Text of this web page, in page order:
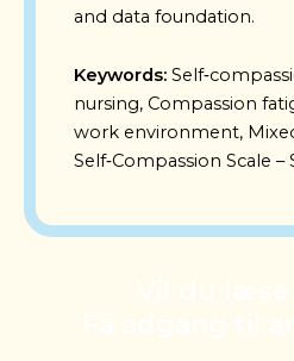
and data foundation.
Keywords:
nursing, Compassion
work environment,
Self‑Compassion Scale